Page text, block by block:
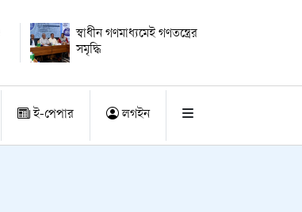
স্বাধীন গণমাধ্যমেই গণতন্ত্রের
সমৃদ্ধি
ই-পেপার লগইন